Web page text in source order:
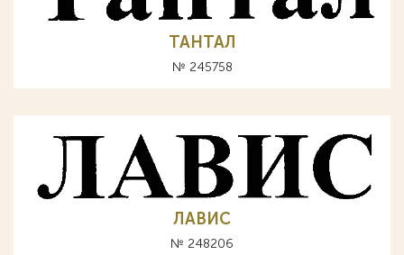
ТАНТАЛ
№ 245758
ЛАВИС
№ 248206